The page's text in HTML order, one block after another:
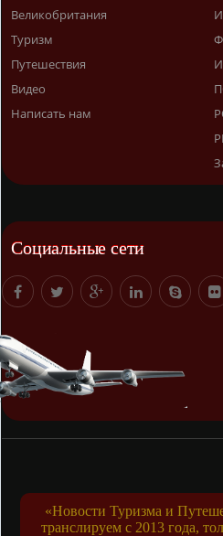
Великобритания
Туризм
Путешествия
Видео
Написать нам
Социальные сети
«Новости Туризма и
транслируем с 2013 года,